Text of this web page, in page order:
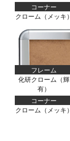
コーナー
クローム（メッキ）
フレーム
化研クローム（輝
有）
コーナー
クローム（メッキ）